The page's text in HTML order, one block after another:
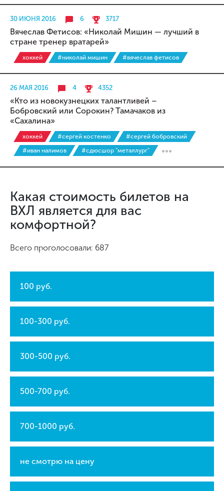
30 ИЮНЯ 2016 6 3717
Вячеслав Фетисов: «Николай Мишин — лучший в
стране тренер вратарей»
хоккей #николай мишин #вячеслав фетисов
26 МАЯ 2016 4 4352
«Кто из новокузнецких талантливей –
Бобровский или Сорокин? Тамачаков из
«Сахалина»
хоккей #сергей костенко
#сергей бобровский
#иван налимов
#сдюсшор "металлург"
Какая стоимость билетов на
ВХЛ является для вас
комфортной?
Всего проголосовали: 687
100 руб.
100-300 руб.
300-500 руб.
500-700 руб.
700-1000 руб.
не смотрю на цену